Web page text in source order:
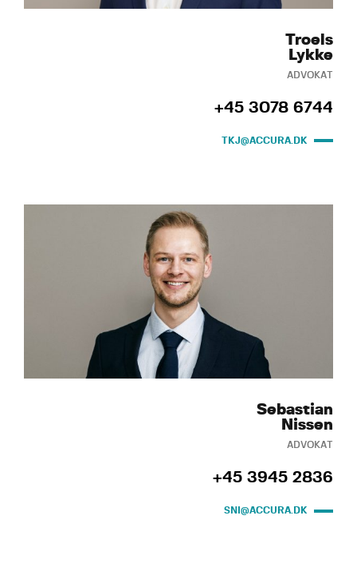
Troels
Lykke
ADVOKAT
+45 3078 6744
TKJ@ACCURA.DK
Sebastian
Nissen
ADVOKAT
+45 3945 2836
SNI@ACCURA.DK